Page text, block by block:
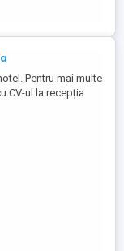
Pentru mai multe
CV-ul la recepția